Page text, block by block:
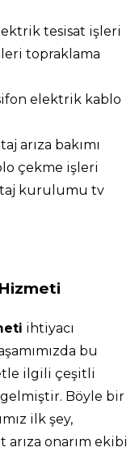
tesisat işleri
topraklama
elektrik kablo
arıza bakımı
çekme işleri
kurulumu tv
ihtiyacı
bu
ilgili çeşitli
gelmiştir. Böyle bir
ilk şey,
onarım ekibi